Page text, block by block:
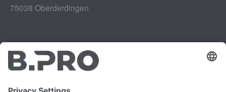
75038 Oberderdingen
Impressum
Gegevensbescherming